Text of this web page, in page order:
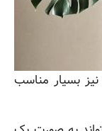
بسیار مناسب